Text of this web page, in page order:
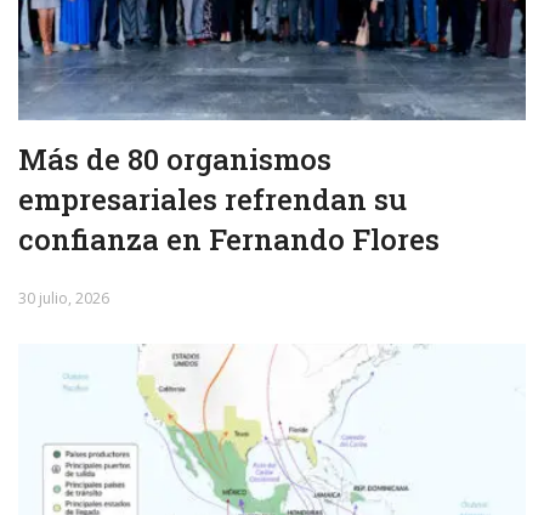
Más de 80 organismos
empresariales refrendan su
confianza en Fernando Flores
30 julio, 2026